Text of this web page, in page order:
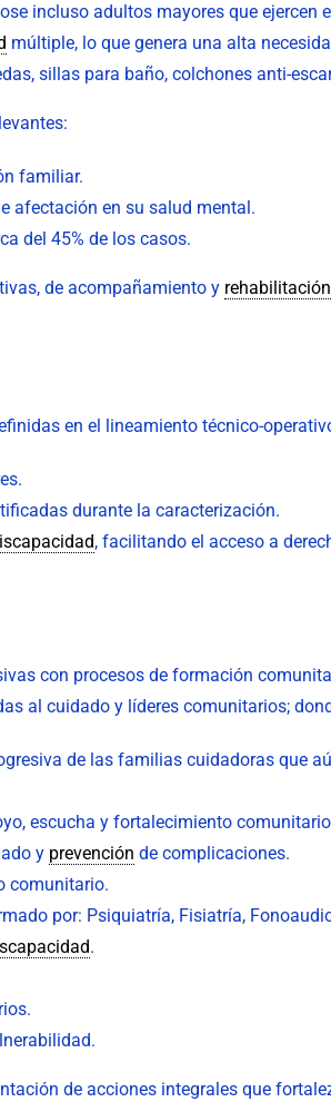
incluso adultos mayores que ejercen
múltiple, lo que genera una alta
sillas para baño, colchones anti-
familiar.
afectación en su salud mental.
del 45% de los casos.
de acompañamiento y rehabilitación
en el lineamiento técnico-
durante la caracterización.
, facilitando el acceso a
con procesos de formación
al cuidado y líderes comunitarios;
de las familias cuidadoras que
escucha y fortalecimiento
y prevención de complicaciones.
comunitario.
por: Psiquiatría, Fisiatría,
.
de acciones integrales que